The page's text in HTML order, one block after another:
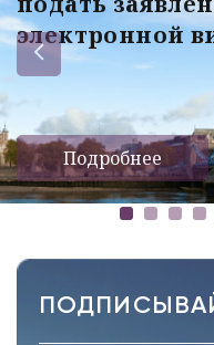
электронной
Подробнее